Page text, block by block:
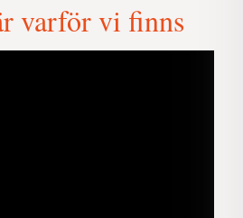
varför vi finns